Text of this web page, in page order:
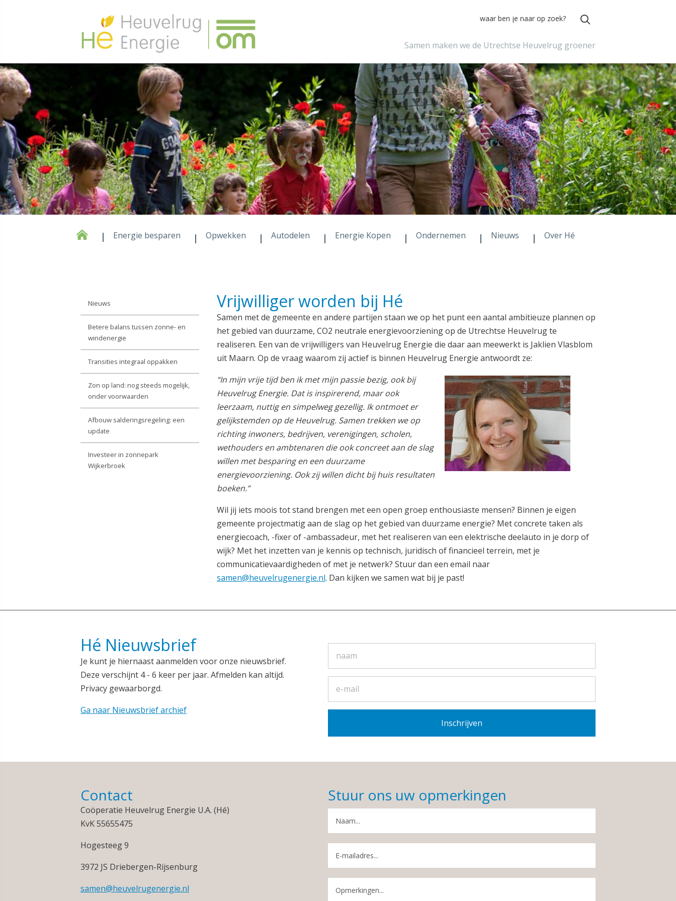
Samen maken we de Utrechtse Heuvelrug groener
Energie besparen Opwekken Autodelen Energie Kopen Ondernemen Nieuws Over Hé
Nieuws
Betere balans tussen zonne- en
windenergie
Transities integraal oppakken
Zon op land: nog steeds mogelijk,
onder voorwaarden
Afbouw salderingsregeling: een
update
Investeer in zonnepark
Wijkerbroek
Vrijwilliger worden bij Hé
Samen met de gemeente en andere partijen staan we op het punt een aantal ambitieuze plannen op
het gebied van duurzame, CO2 neutrale energievoorziening op de Utrechtse Heuvelrug te
realiseren. Een van de vrijwilligers van Heuvelrug Energie die daar aan meewerkt is Jaklien Vlasblom
uit Maarn. Op de vraag waarom zij actief is binnen Heuvelrug Energie antwoordt ze:
“In mijn vrije tijd ben ik met mijn passie bezig, ook bij
Heuvelrug Energie. Dat is inspirerend, maar ook
leerzaam, nuttig en simpelweg gezellig. Ik ontmoet er
gelijkstemden op de Heuvelrug. Samen trekken we op
richting inwoners, bedrijven, verenigingen, scholen,
wethouders en ambtenaren die ook concreet aan de slag
willen met besparing en een duurzame
energievoorziening. Ook zij willen dicht bij huis resultaten
boeken.”
Wil jij iets moois tot stand brengen met een open groep enthousiaste mensen? Binnen je eigen
gemeente projectmatig aan de slag op het gebied van duurzame energie? Met concrete taken als
energiecoach, -fixer of -ambassadeur, met het realiseren van een elektrische deelauto in je dorp of
wijk? Met het inzetten van je kennis op technisch, juridisch of financieel terrein, met je
communicatievaardigheden of met je netwerk? Stuur dan een email naar
samen@heuvelrugenergie.nl. Dan kijken we samen wat bij je past!
Hé Nieuwsbrief
Je kunt je hiernaast aanmelden voor onze nieuwsbrief.
Deze verschijnt 4 - 6 keer per jaar. Afmelden kan altijd.
Privacy gewaarborgd.
Ga naar Nieuwsbrief archief
Contact
Coöperatie Heuvelrug Energie U.A. (Hé)
KvK 55655475
Hogesteeg 9
3972 JS Driebergen-Rijsenburg
samen@heuvelrugenergie.nl
Stuur ons uw opmerkingen